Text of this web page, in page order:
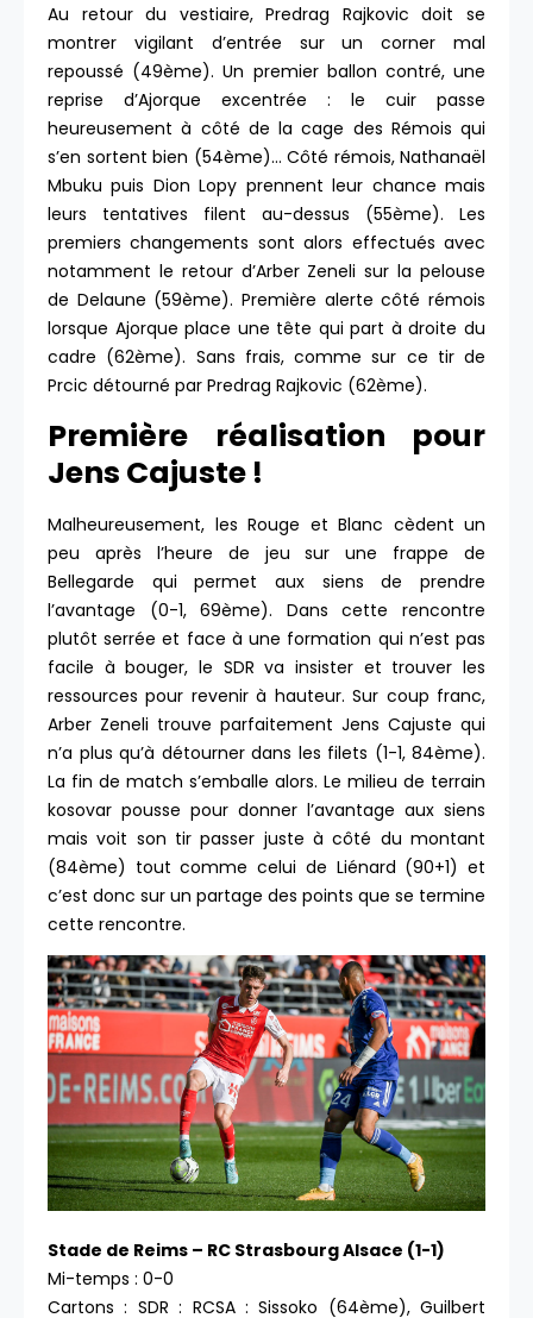
Au retour du vestiaire, Predrag Rajkovic doit se
montrer vigilant d’entrée sur un corner mal
repoussé (49ème). Un premier ballon contré, une
reprise d’Ajorque excentrée : le cuir passe
heureusement à côté de la cage des Rémois qui
s’en sortent bien (54ème)… Côté rémois, Nathanaël
Mbuku puis Dion Lopy prennent leur chance mais
leurs tentatives filent au-dessus (55ème). Les
premiers changements sont alors effectués avec
notamment le retour d’Arber Zeneli sur la pelouse
de Delaune (59ème). Première alerte côté rémois
lorsque Ajorque place une tête qui part à droite du
cadre (62ème). Sans frais, comme sur ce tir de
Prcic détourné par Predrag Rajkovic (62ème).
Première réalisation pour
Jens Cajuste !
Malheureusement, les Rouge et Blanc cèdent un
peu après l’heure de jeu sur une frappe de
Bellegarde qui permet aux siens de prendre
l’avantage (0-1, 69ème). Dans cette rencontre
plutôt serrée et face à une formation qui n’est pas
facile à bouger, le SDR va insister et trouver les
ressources pour revenir à hauteur. Sur coup franc,
Arber Zeneli trouve parfaitement Jens Cajuste qui
n’a plus qu’à détourner dans les filets (1-1, 84ème).
La fin de match s’emballe alors. Le milieu de terrain
kosovar pousse pour donner l’avantage aux siens
mais voit son tir passer juste à côté du montant
(84ème) tout comme celui de Liénard (90+1) et
c’est donc sur un partage des points que se termine
cette rencontre.
Stade de Reims – RC Strasbourg Alsace (1-1)
Mi-temps : 0-0
Cartons : SDR : RCSA : Sissoko (64ème), Guilbert